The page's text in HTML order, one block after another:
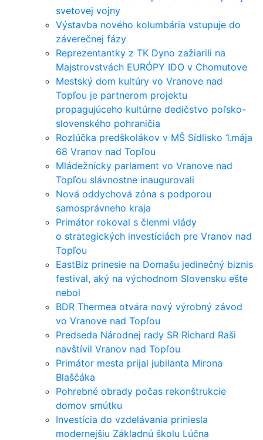
svetovej vojny
Výstavba nového kolumbária vstupuje do
záverečnej fázy
Reprezentantky z TK Dyno zažiarili na
Majstrovstvách EURÓPY IDO v Chomutove
Mestský dom kultúry vo Vranove nad
Topľou je partnerom projektu
propagujúceho kultúrne dedičstvo poľsko-
slovenského pohraničia
Rozlúčka predškolákov v MŠ Sídlisko 1.mája
68 Vranov nad Topľou
Mládežnícky parlament vo Vranove nad
Topľou slávnostne inaugurovali
Nová oddychová zóna s podporou
samosprávneho kraja
Primátor rokoval s členmi vlády
o strategických investíciách pre Vranov nad
Topľou
EastBiz prinesie na Domašu jedinečný biznis
festival, aký na východnom Slovensku ešte
nebol
BDR Thermea otvára nový výrobný závod
vo Vranove nad Topľou
Predseda Národnej rady SR Richard Raši
navštívil Vranov nad Topľou
Primátor mesta prijal jubilanta Mirona
Blaščáka
Pohrebné obrady počas rekonštrukcie
domov smútku
Investícia do vzdelávania priniesla
modernejšiu Základnú školu Lúčna